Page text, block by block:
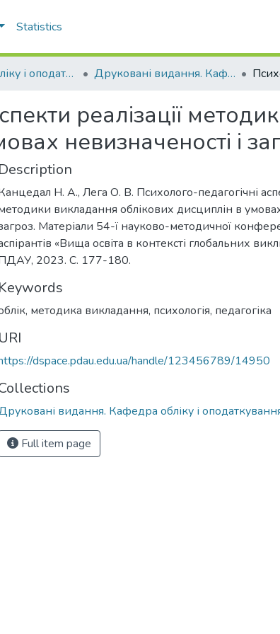
Statistics
Кафедра обліку і оподаткування Друковані видання. Кафедра обліку і оподаткування
реалізації
невизначеності і
Description
Н. А., Лега О. В. Психолого-педагогічні
викладання облікових дисциплін в
Матеріали 54-ї науково-методичної
«Вища освіта в контексті глобальних
2023. С. 177-180.
Keywords
, методика викладання, психологія, педагогіка
URI
dspace.pdau.edu.ua/handle/123456789/14950
видання. Кафедра обліку і
Full item page